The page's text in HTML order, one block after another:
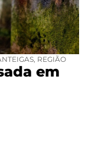
, REGIÃO
em